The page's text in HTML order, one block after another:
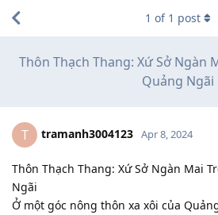
Thôn Thạch Thang: Xứ Sở Ngàn
Quảng Ngãi
1 of 1 post
T tramanh3004123 Apr 8, 2024
Thôn Thạch Thang: Xứ Sở Ngàn Mai
Ngãi
Ở một góc nông thôn xa xôi của